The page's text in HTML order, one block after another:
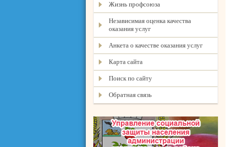
Жизнь профсоюза
Независимая оценка качества
оказания услуг
Анкета о качестве оказания услуг
Карта сайта
Поиск по сайту
Обратная связь